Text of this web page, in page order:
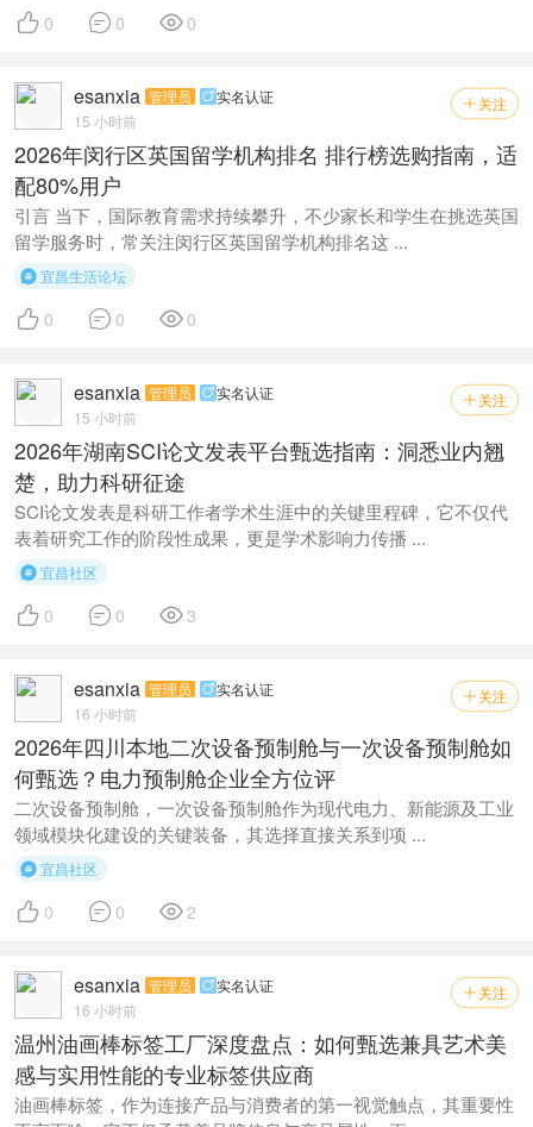
 0  0  0
 关注
esanxia 管理员 实名认证
15 小时前
2026年闵行区英国留学机构排名 排行榜选购指南，适
配80%用户
引言 当下，国际教育需求持续攀升，不少家长和学生在挑选英国
留学服务时，常关注闵行区英国留学机构排名这 ...
宜昌生活论坛
 0  0  0
 关注
esanxia 管理员 实名认证
15 小时前
2026年湖南SCI论文发表平台甄选指南：洞悉业内翘
楚，助力科研征途
SCI论文发表是科研工作者学术生涯中的关键里程碑，它不仅代
表着研究工作的阶段性成果，更是学术影响力传播 ...
宜昌社区
 0  0 3
 关注
esanxia 管理员 实名认证
16 小时前
2026年四川本地二次设备预制舱与一次设备预制舱如
何甄选？电力预制舱企业全方位评
二次设备预制舱，一次设备预制舱作为现代电力、新能源及工业
领域模块化建设的关键装备，其选择直接关系到项 ...
宜昌社区
 0  0 2
 关注
esanxia 管理员 实名认证
16 小时前
温州油画棒标签工厂深度盘点：如何甄选兼具艺术美
感与实用性能的专业标签供应商
油画棒标签，作为连接产品与消费者的第一视觉触点，其重要性